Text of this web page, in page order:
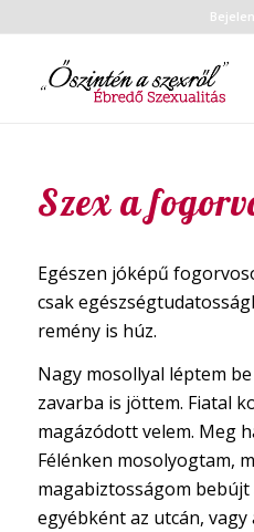
Szex a
Egészen jóképű
csak
remény is húz.
Nagy mosollyal léptem
zavarba is jöttem. Fiatal
magázódott velem. Meg
Félénken mosolyogtam,
magabiztosságom bebújt
egyébként az utcán,